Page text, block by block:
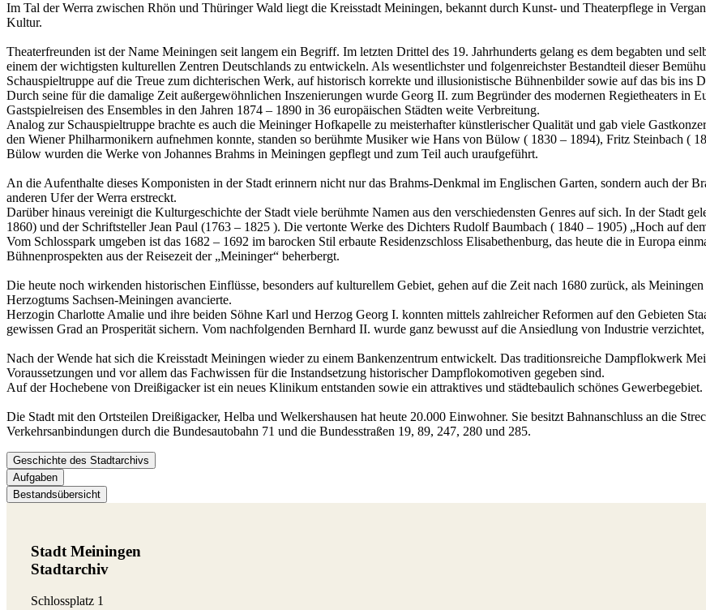
Im Tal der Werra zwischen Rhön und Thüringer Wald liegt die Kreisstadt Meiningen, bekannt durch Kunst- und Theaterpflege in
Kultur.
Theaterfreunden ist der Name Meiningen seit langem ein Begriff. Im letzten Drittel des 19. Jahrhunderts gelang es dem begabten und
einem der wichtigsten kulturellen Zentren Deutschlands zu entwickeln. Als wesentlichster und folgenreichster Bestandteil dieser
Schauspieltruppe auf die Treue zum dichterischen Werk, auf historisch korrekte und illusionistische Bühnenbilder sowie auf das bis ins
Durch seine für die damalige Zeit außergewöhnlichen Inszenierungen wurde Georg II. zum Begründer des modernen Regietheaters in
Gastspielreisen des Ensembles in den Jahren 1874 – 1890 in 36 europäischen Städten weite Verbreitung.
Analog zur Schauspieltruppe brachte es auch die Meininger Hofkapelle zu meisterhafter künstlerischer Qualität und gab viele
den Wiener Philharmonikern aufnehmen konnte, standen so berühmte Musiker wie Hans von Bülow ( 1830 – 1894), Fritz Steinbach (
Bülow wurden die Werke von Johannes Brahms in Meiningen gepflegt und zum Teil auch uraufgeführt.
An die Aufenthalte dieses Komponisten in der Stadt erinnern nicht nur das Brahms-Denkmal im Englischen Garten, sondern auch der
anderen Ufer der Werra erstreckt.
Darüber hinaus vereinigt die Kulturgeschichte der Stadt viele berühmte Namen aus den verschiedensten Genres auf sich. In der Stadt
1860) und der Schriftsteller Jean Paul (1763 – 1825 ). Die vertonte Werke des Dichters Rudolf Baumbach ( 1840 – 1905) „Hoch auf
Vom Schlosspark umgeben ist das 1682 – 1692 im barocken Stil erbaute Residenzschloss Elisabethenburg, das heute die in Europa
Bühnenprospekten aus der Reisezeit der „Meininger“ beherbergt.
Die heute noch wirkenden historischen Einflüsse, besonders auf kulturellem Gebiet, gehen auf die Zeit nach 1680 zurück, als
Herzogtums Sachsen-Meiningen avancierte.
Herzogin Charlotte Amalie und ihre beiden Söhne Karl und Herzog Georg I. konnten mittels zahlreicher Reformen auf den Gebieten
gewissen Grad an Prosperität sichern. Vom nachfolgenden Bernhard II. wurde ganz bewusst auf die Ansiedlung von Industrie
Nach der Wende hat sich die Kreisstadt Meiningen wieder zu einem Bankenzentrum entwickelt. Das traditionsreiche Dampflokwerk
Voraussetzungen und vor allem das Fachwissen für die Instandsetzung historischer Dampflokomotiven gegeben sind.
Auf der Hochebene von Dreißigacker ist ein neues Klinikum entstanden sowie ein attraktives und städtebaulich schönes Gewerbegebiet.
Die Stadt mit den Ortsteilen Dreißigacker, Helba und Welkershausen hat heute 20.000 Einwohner. Sie besitzt Bahnanschluss an die
Verkehrsanbindungen durch die Bundesautobahn 71 und die Bundesstraßen 19, 89, 247, 280 und 285.
Geschichte des Stadtarchivs
Aufgaben
Bestandsübersicht
Stadt Meiningen
Stadtarchiv
Schlossplatz 1